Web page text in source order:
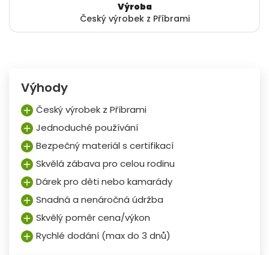
Výroba
Český výrobek z Příbrami
Výhody
Český výrobek z Příbrami
Jednoduché používání
Bezpečný materiál s certifikací
Skvělá zábava pro celou rodinu
Dárek pro děti nebo kamarády
Snadná a nenáročná údržba
Skvělý poměr cena/výkon
Rychlé dodání (max do 3 dnů)